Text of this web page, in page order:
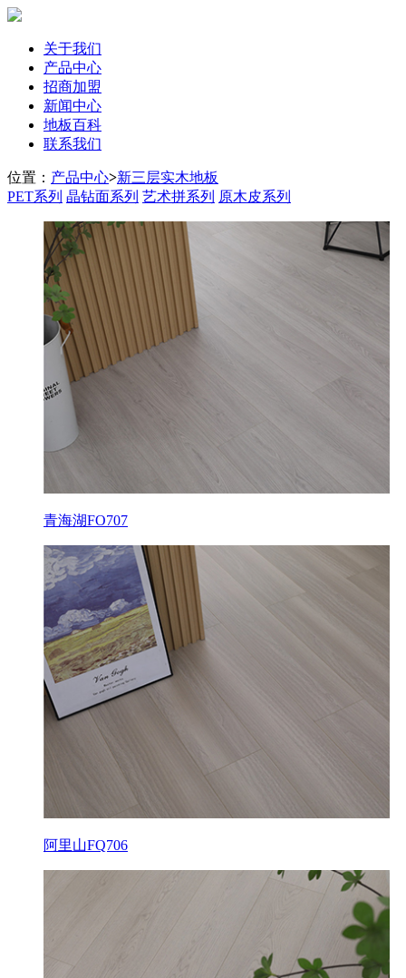
关于我们
产品中心
招商加盟
新闻中心
地板百科
联系我们
位置： 产品中心>新三层实木地板
PET系列 晶钻面系列 艺术拼系列 原木皮系列
青海湖FO707
阿里山FQ706